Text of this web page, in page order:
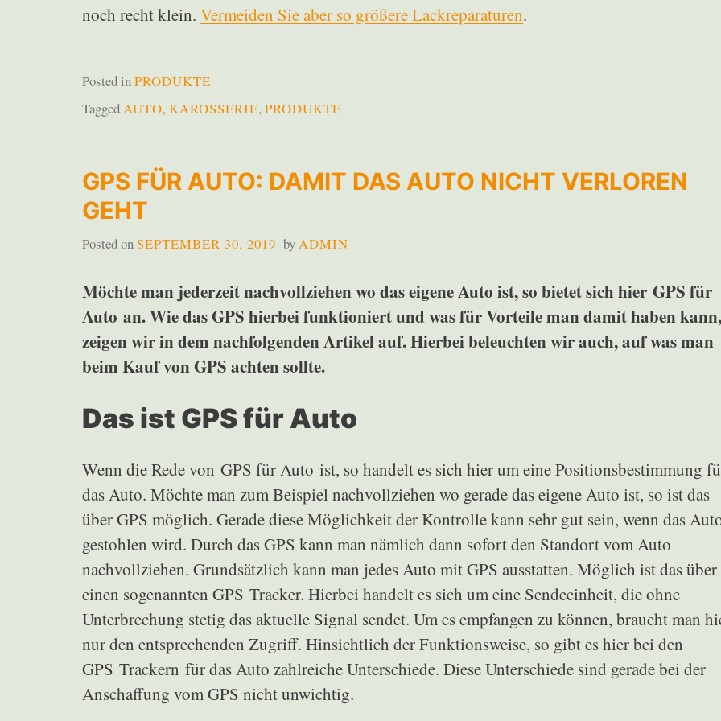
noch recht klein. Vermeiden Sie aber so größere Lackreparaturen.
Posted inPRODUKTE
TaggedAUTO, KAROSSERIE, PRODUKTE
GPS FÜR AUTO: DAMIT DAS AUTO NICHT VERLOREN
GEHT
Posted onSEPTEMBER 30, 2019 byADMIN
Möchte man jederzeit nachvollziehen wo das eigene Auto ist, so bietet sich hier GPS für
Auto an. Wie das GPS hierbei funktioniert und was für Vorteile man damit haben kann,
zeigen wir in dem nachfolgenden Artikel auf. Hierbei beleuchten wir auch, auf was man
beim Kauf von GPS achten sollte.
Das ist GPS für Auto
Wenn die Rede von GPS für Auto ist, so handelt es sich hier um eine Positionsbestimmung
das Auto. Möchte man zum Beispiel nachvollziehen wo gerade das eigene Auto ist, so ist das
über GPS möglich. Gerade diese Möglichkeit der Kontrolle kann sehr gut sein, wenn das
gestohlen wird. Durch das GPS kann man nämlich dann sofort den Standort vom Auto
nachvollziehen. Grundsätzlich kann man jedes Auto mit GPS ausstatten. Möglich ist das über
einen sogenannten GPS Tracker. Hierbei handelt es sich um eine Sendeeinheit, die ohne
Unterbrechung stetig das aktuelle Signal sendet. Um es empfangen zu können, braucht man
nur den entsprechenden Zugriff. Hinsichtlich der Funktionsweise, so gibt es hier bei den
GPS Trackern für das Auto zahlreiche Unterschiede. Diese Unterschiede sind gerade bei der
Anschaffung vom GPS nicht unwichtig.